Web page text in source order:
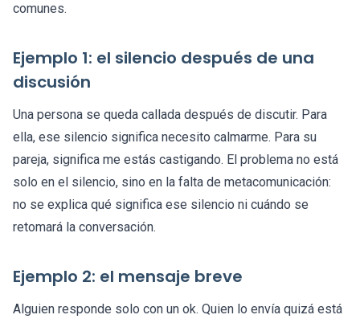
comunes.
Ejemplo 1: el silencio después de una
discusión
Una persona se queda callada después de discutir. Para
ella, ese silencio significa necesito calmarme. Para su
pareja, significa me estás castigando. El problema no está
solo en el silencio, sino en la falta de metacomunicación:
no se explica qué significa ese silencio ni cuándo se
retomará la conversación.
Ejemplo 2: el mensaje breve
Alguien responde solo con un ok. Quien lo envía quizá está